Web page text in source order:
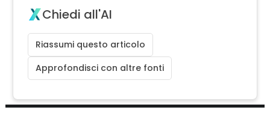
Chiedi all'AI
Riassumi questo articolo
Approfondisci con altre fonti